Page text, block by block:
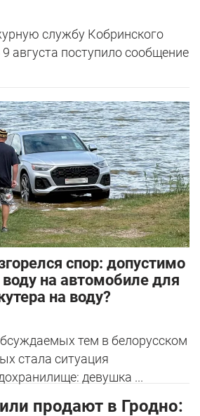
службу Кобринского
августа поступило сообщение
спор: допустимо
на автомобиле для
на воду?
тем в белорусском
стала ситуация
девушка ...
продают в Гродно: